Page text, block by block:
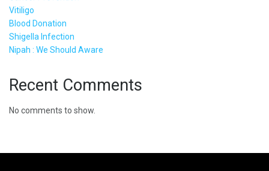
Vitiligo
Blood Donation
Shigella Infection
Nipah : We Should Aware
Recent Comments
No comments to show.